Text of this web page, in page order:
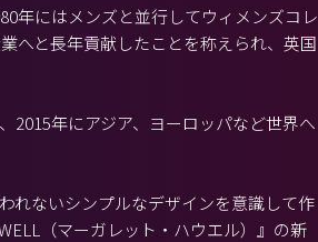
年にはメンズと並行してウィメンズコレ
へと長年貢献したことを称えられ、英国
2015年にアジア、ヨーロッパなど世界へ
れないシンプルなデザインを意識して作
（マーガレット・ハウエル）』の新